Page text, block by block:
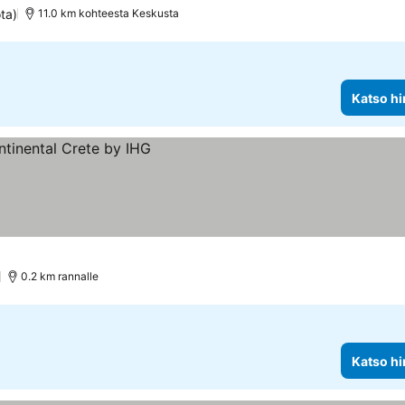
11.0 km kohteesta Keskusta
Katso
0.2 km rannalle
Katso